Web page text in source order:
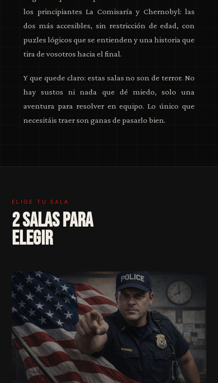
los principiantes La Comisaría y Chernobyl: las
dos más accesibles, sin restricción de edad, con
puzles lógicos que se entienden y una historia que
tira de vosotros hacia el final.
Y que quede claro: estas salas no son de terror. No
hay sustos ni nada que dé miedo, solo una
aventura para resolver en equipo. Lo único que
necesitáis traer son ganas de pasarlo bien.
ELIGE TU SALA
2 SALAS PARA
ELEGIR